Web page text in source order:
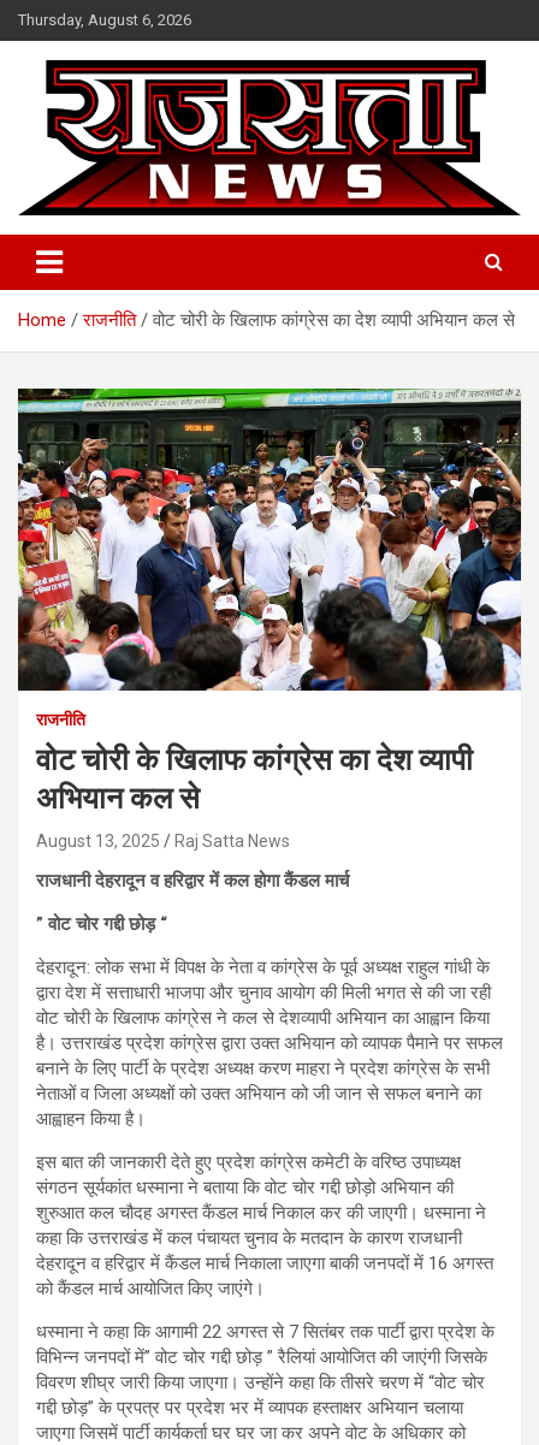
Skip
to
content
Thursday, August 6, 2026
Raj Satta News
Home राजनीति वोट चोरी के खिलाफ कांग्रेस का देश व्यापी अभियान कल से
राजनीति
वोट चोरी के खिलाफ कांग्रेस का देश व्यापी
अभियान कल से
August 13, 2025 Raj Satta News
राजधानी देहरादून व हरिद्वार में कल होगा कैंडल मार्च
” वोट चोर गद्दी छोड़ “
देहरादून: लोक सभा में विपक्ष के नेता व कांग्रेस के पूर्व अध्यक्ष राहुल गांधी के
द्वारा देश में सत्ताधारी भाजपा और चुनाव आयोग की मिली भगत से की जा रही
वोट चोरी के खिलाफ कांग्रेस ने कल से देशव्यापी अभियान का आह्वान किया
है। उत्तराखंड प्रदेश कांग्रेस द्वारा उक्त अभियान को व्यापक पैमाने पर सफल
बनाने के लिए पार्टी के प्रदेश अध्यक्ष करण माहरा ने प्रदेश कांग्रेस के सभी
नेताओं व जिला अध्यक्षों को उक्त अभियान को जी जान से सफल बनाने का
आह्वाहन किया है।
इस बात की जानकारी देते हुए प्रदेश कांग्रेस कमेटी के वरिष्ठ उपाध्यक्ष
संगठन सूर्यकांत धस्माना ने बताया कि वोट चोर गद्दी छोड़ो अभियान की
शुरुआत कल चौदह अगस्त कैंडल मार्च निकाल कर की जाएगी। धस्माना ने
कहा कि उत्तराखंड में कल पंचायत चुनाव के मतदान के कारण राजधानी
देहरादून व हरिद्वार में कैंडल मार्च निकाला जाएगा बाकी जनपदों में 16 अगस्त
को कैंडल मार्च आयोजित किए जाएंगे।
धस्माना ने कहा कि आगामी 22 अगस्त से 7 सितंबर तक पार्टी द्वारा प्रदेश के
विभिन्न जनपदों में” वोट चोर गद्दी छोड़ ” रैलियां आयोजित की जाएंगी जिसके
विवरण शीघ्र जारी किया जाएगा। उन्होंने कहा कि तीसरे चरण में “वोट चोर
गद्दी छोड़” के प्रपत्र पर प्रदेश भर में व्यापक हस्ताक्षर अभियान चलाया
जाएगा जिसमें पार्टी कार्यकर्ता घर घर जा कर अपने वोट के अधिकार को